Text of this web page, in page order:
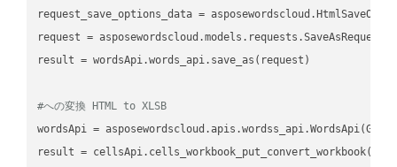
request_save_options_data =
request
result = wordsApi.words_api.save_as(request)
#への変換 HTML to XLSB
wordsApi =
result =